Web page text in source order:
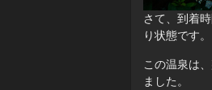
さて、到着
り状態です。
この温泉は
ました。